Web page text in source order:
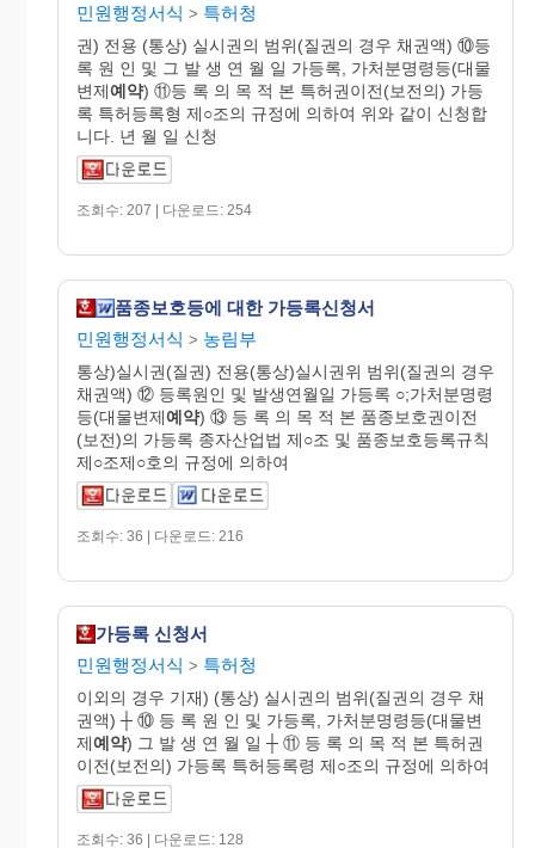
민원행정서식 > 특허청
권) 전용 (통상) 실시권의 범위(질권의 경우 채권액) ⑩등
록 원 인 및 그 발 생 연 월 일 가등록, 가처분명령등(대물
변제예약) ⑪등 록 의 목 적 본 특허권이전(보전의) 가등
록 특허등록형 제○조의 규정에 의하여 위와 같이 신청합
니다. 년 월 일 신청
조회수: 207 | 다운로드: 254
품종보호등에 대한 가등록신청서
민원행정서식 > 농림부
통상)실시권(질권) 전용(통상)실시권위 범위(질권의 경우
채권액) ⑫ 등록원인 및 발생연월일 가등록 ○;가처분명령
등(대물변제예약) ⑬ 등 록 의 목 적 본 품종보호권이전
(보전)의 가등록 종자산업법 제○조 및 품종보호등록규칙
제○조제○호의 규정에 의하여
조회수: 36 | 다운로드: 216
가등록 신청서
민원행정서식 > 특허청
이외의 경우 기재) (통상) 실시권의 범위(질권의 경우 채
권액) ┼ ⑩ 등 록 원 인 및 가등록, 가처분명령등(대물변
제예약) 그 발 생 연 월 일 ┼ ⑪ 등 록 의 목 적 본 특허권
이전(보전의) 가등록 특허등록령 제○조의 규정에 의하여
조회수: 36 | 다운로드: 128